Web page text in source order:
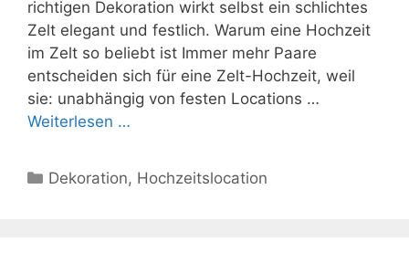
richtigen Dekoration wirkt selbst ein schlichtes
Zelt elegant und festlich. Warum eine Hochzeit
im Zelt so beliebt ist Immer mehr Paare
entscheiden sich für eine Zelt-Hochzeit, weil
sie: unabhängig von festen Locations …
Weiterlesen …
Kategorien
Dekoration, Hochzeitslocation